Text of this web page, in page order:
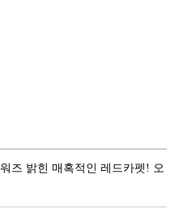
즈 밝힌 매혹적인 레드카펫! 오